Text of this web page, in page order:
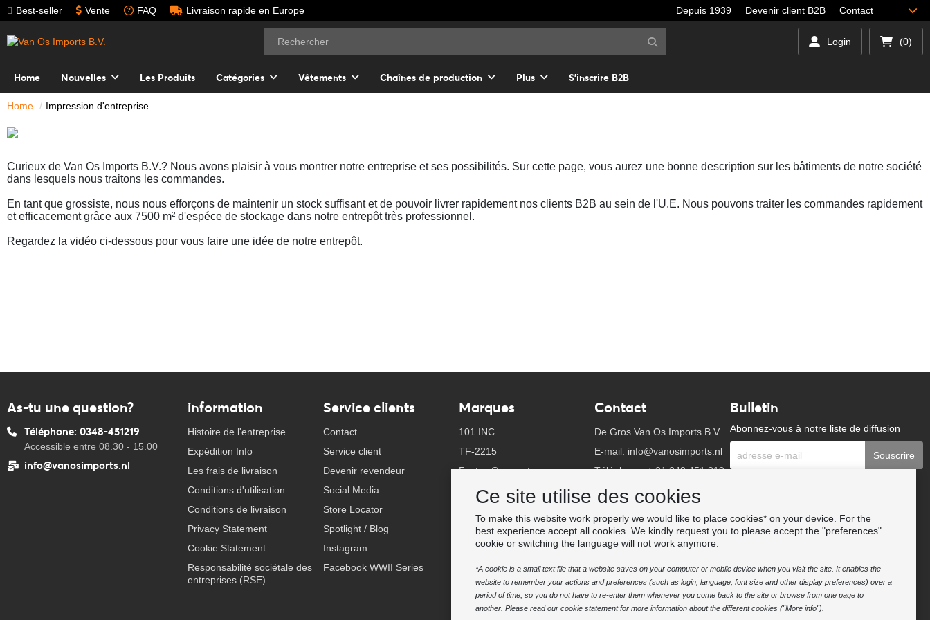
Ce site utilise des cookies
To make this website work properly we would like to place cookies* on your device. For the
best experience accept all cookies. We kindly request you to please accept the "preferences"
cookie or switching the language will not work anymore.
*A cookie is a small text file that a website saves on your computer or mobile device when you visit the site. It enables the
website to remember your actions and preferences (such as login, language, font size and other display preferences) over a
period of time, so you do not have to re-enter them whenever you come back to the site or browse from one page to
another. Please read our cookie statement for more information about the different cookies ("More info").
Best-seller Vente FAQ Livraison rapide en Europe Depuis 1939 Devenir client B2B Contact
Login (0)
Home Nouvelles Les Produits Catégories Vêtements Chaînes de production Plus S'inscrire B2B
Home Impression d'entreprise
Curieux de Van Os Imports B.V.? Nous avons plaisir à vous montrer notre entreprise et ses possibilités. Sur cette page, vous aurez une bonne description sur les bâtiments de notre société
dans lesquels nous traitons les commandes.
En tant que grossiste, nous nous efforçons de maintenir un stock suffisant et de pouvoir livrer rapidement nos clients B2B au sein de l'U.E. Nous pouvons traiter les commandes rapidement
et efficacement grâce aux 7500 m² d'espéce de stockage dans notre entrepôt très professionnel.
Regardez la vidéo ci-dessous pour vous faire une idée de notre entrepôt.
As-tu une question?
Téléphone: 0348-451219
Accessible entre 08.30 - 15.00
info@vanosimports.nl
information
Histoire de l'entreprise
Expédition Info
Les frais de livraison
Conditions d'utilisation
Conditions de livraison
Privacy Statement
Cookie Statement
Responsabilité sociétale des
entreprises (RSE)
Service clients
Contact
Service client
Devenir revendeur
Social Media
Store Locator
Spotlight / Blog
Instagram
Facebook WWII Series
Marques
101 INC
TF-2215
Fostex Garments
Fostex WWII Series
SFC PRO - M.A.P.S.
Sluban
BCB Adventure
Swiss Eye
Bollé Tactical
Contact
De Gros Van Os Imports B.V.
E-mail: info@vanosimports.nl
Téléphone: + 31 348 451 219
WhatsApp us!
Trouvez nos revendeurs
Bulletin
Abonnez-vous à notre liste de diffusion
Souscrire